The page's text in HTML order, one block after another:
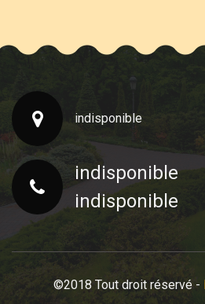
indisponible
indisponible
indisponible
©2018 Tout droit réservé -